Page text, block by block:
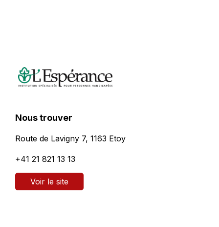
Nous trouver
Route de Lavigny 7, 1163 Etoy
+41 21 821 13 13
Voir le site